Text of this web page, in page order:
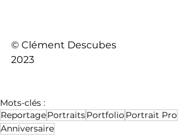
© Clément Descubes
2023
Mots-clés :
ReportagePortraitsPortfolioPortrait Pro
Anniversaire